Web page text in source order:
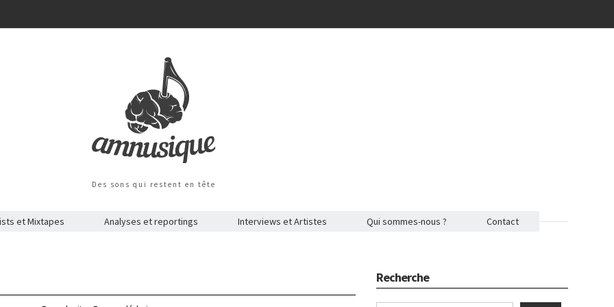
Des sons qui restent en tête
et Mixtapes Analyses et reportings Interviews et Artistes Qui sommes-nous ? Contact
Recherche